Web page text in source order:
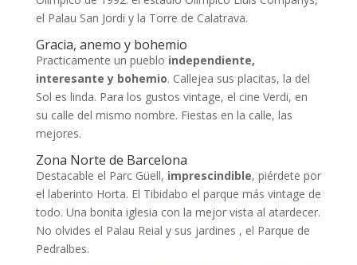
el Palau San Jordi y la Torre de Calatrava.
Gracia, anemo y bohemio
Practicamente un pueblo independiente,
interesante y bohemio. Callejea sus placitas, la del
Sol es linda. Para los gustos vintage, el cine Verdi, en
su calle del mismo nombre. Fiestas en la calle, las
mejores.
Zona Norte de Barcelona
Destacable el Parc Güell, imprescindible, piérdete por
el laberinto Horta. El Tibidabo el parque más vintage de
todo. Una bonita iglesia con la mejor vista al atardecer.
No olvides el Palau Reial y sus jardines , el Parque de
Pedralbes.